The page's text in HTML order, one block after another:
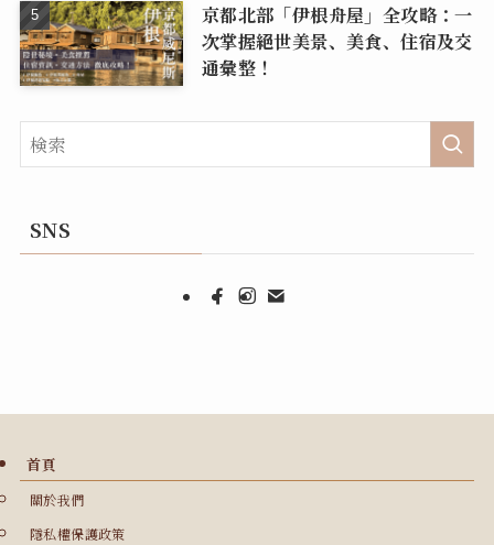
京都北部「伊根舟屋」全攻略：一
次掌握絕世美景、美食、住宿及交
通彙整！
SNS
首頁
關於我們
隱私權保護政策